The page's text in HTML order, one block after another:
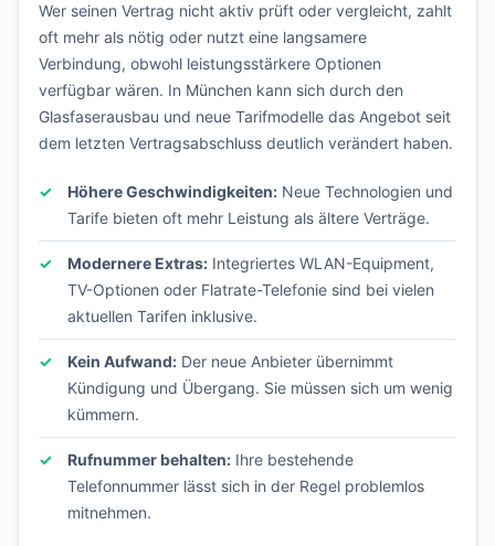
Wer seinen Vertrag nicht aktiv prüft oder vergleicht, zahlt
oft mehr als nötig oder nutzt eine langsamere
Verbindung, obwohl leistungsstärkere Optionen
verfügbar wären. In München kann sich durch den
Glasfaserausbau und neue Tarifmodelle das Angebot seit
dem letzten Vertragsabschluss deutlich verändert haben.
Höhere Geschwindigkeiten: Neue Technologien und
Tarife bieten oft mehr Leistung als ältere Verträge.
Modernere Extras: Integriertes WLAN-Equipment,
TV-Optionen oder Flatrate-Telefonie sind bei vielen
aktuellen Tarifen inklusive.
Kein Aufwand: Der neue Anbieter übernimmt
Kündigung und Übergang. Sie müssen sich um wenig
kümmern.
Rufnummer behalten: Ihre bestehende
Telefonnummer lässt sich in der Regel problemlos
mitnehmen.